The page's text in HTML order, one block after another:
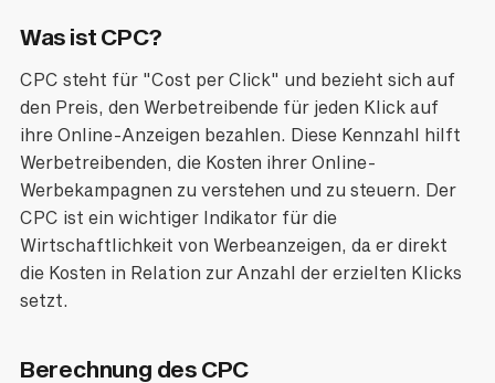
Was ist CPC?
CPC steht für "Cost per Click" und bezieht sich auf
den Preis, den Werbetreibende für jeden Klick auf
ihre Online-Anzeigen bezahlen. Diese Kennzahl hilft
Werbetreibenden, die Kosten ihrer Online-
Werbekampagnen zu verstehen und zu steuern. Der
CPC ist ein wichtiger Indikator für die
Wirtschaftlichkeit von Werbeanzeigen, da er direkt
die Kosten in Relation zur Anzahl der erzielten Klicks
setzt.
Berechnung des CPC